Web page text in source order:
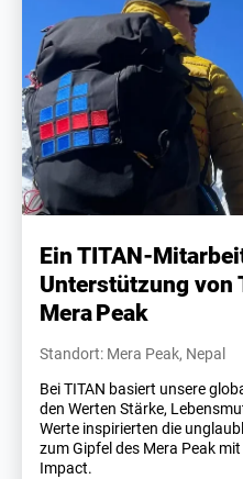
Ein TITAN-
Unterstützung von
Mera Peak
Standort: Mera Peak, Nepal
Bei TITAN basiert unsere
den Werten Stärke,
Werte inspirierten die
zum Gipfel des Mera Peak
Impact.